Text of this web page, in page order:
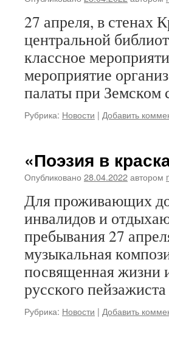
27 апреля, в стенах
центральной
классное
мероприятие
палаты при Земском
Рубрика: Новости | Добавить
«Поэзия в
Опубликовано 28.04.2022автором
Для проживающих
инвалидов и
пребывания 27
музыкальная
посвященная жизни
русского
Рубрика: Новости | Добавить